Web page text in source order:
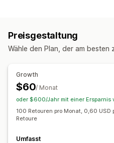
Shop-Guthaben
Automatische Genehmigungen
Benutzerdefinierte Richtlinien
Nicht rückgabefähige Artikel
Rückgabegründe Mehrere
Rückgabe-Tracking
E-Mail-Benachrichtigungen
Versandaktualisierungen
Rücksendungen und
Mitarbeiter-
Sammelbenachrichtigungen
Preisgestaltung
Wähle den Plan, der am besten
Growth
$60/ Monat
oder $600/Jahr mit einer Ersparnis
100 Retouren pro Monat, 0,60 USD
Retoure
Umfasst